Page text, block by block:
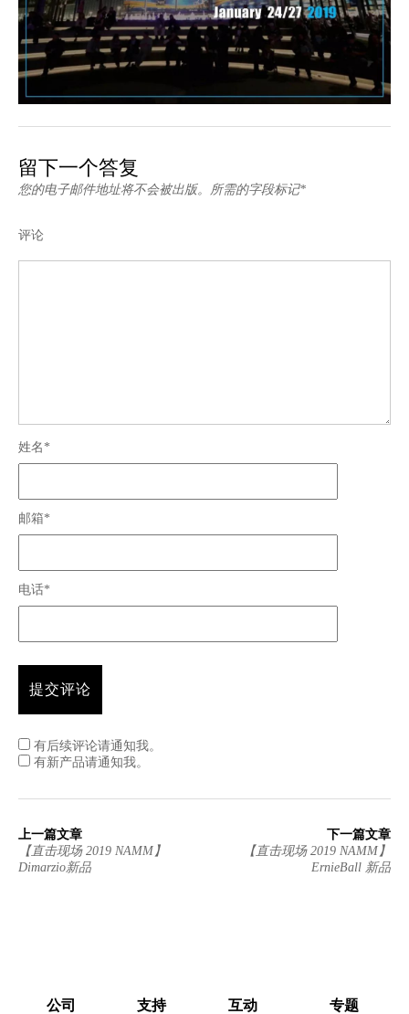
留下一个答复
您的电子邮件地址将不会被出版。所需的字段标记*
评论
姓名*
邮箱*
电话*
有后续评论请通知我。
有新产品请通知我。
上一篇文章
【直击现场 2019 NAMM】
Dimarzio新品
下一篇文章
【直击现场 2019 NAMM】
ErnieBall 新品
公司 支持 互动 专题